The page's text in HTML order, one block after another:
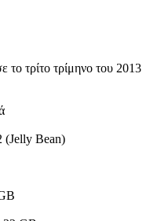
τρίτο τρίμηνο του 2013
(Jelly Bean)